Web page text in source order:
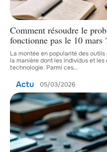
Comment résoudre le
fonctionne pas le 10 mars
La montée en popularité des
la manière dont les individus et
technologie. Parmi ces…
Actu 05/03/2026